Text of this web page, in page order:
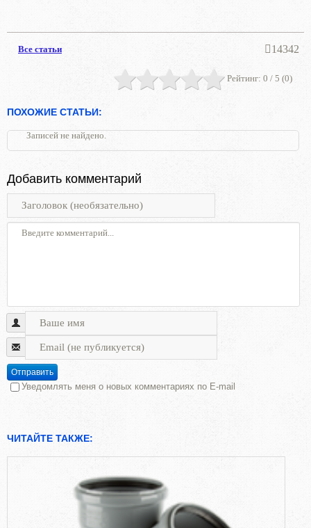
Все статьи 14342
Рейтинг: 0 / 5 (0)
ПОХОЖИЕ СТАТЬИ:
Записей не найдено.
Добавить комментарий
Отправить
Уведомлять меня о новых комментариях по E-mail
ЧИТАЙТЕ ТАКЖЕ: